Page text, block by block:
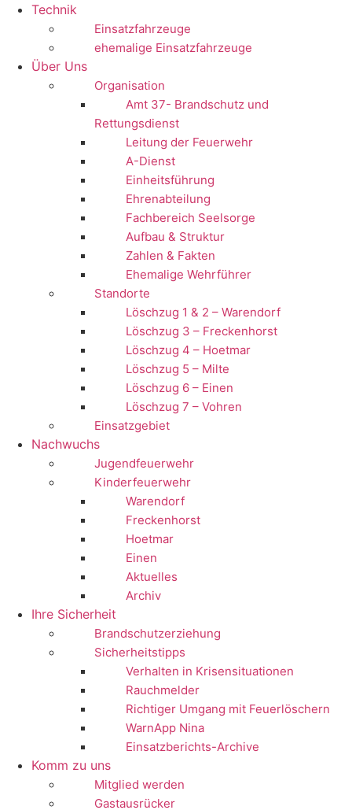
Technik
Einsatzfahrzeuge
ehemalige Einsatzfahrzeuge
Über Uns
Organisation
Amt 37- Brandschutz und
Rettungsdienst
Leitung der Feuerwehr
A-Dienst
Einheitsführung
Ehrenabteilung
Fachbereich Seelsorge
Aufbau & Struktur
Zahlen & Fakten
Ehemalige Wehrführer
Standorte
Löschzug 1 & 2 – Warendorf
Löschzug 3 – Freckenhorst
Löschzug 4 – Hoetmar
Löschzug 5 – Milte
Löschzug 6 – Einen
Löschzug 7 – Vohren
Einsatzgebiet
Nachwuchs
Jugendfeuerwehr
Kinderfeuerwehr
Warendorf
Freckenhorst
Hoetmar
Einen
Aktuelles
Archiv
Ihre Sicherheit
Brandschutzerziehung
Sicherheitstipps
Verhalten in Krisensituationen
Rauchmelder
Richtiger Umgang mit Feuerlöschern
WarnApp Nina
Einsatzberichts-Archive
Komm zu uns
Mitglied werden
Gastausrücker